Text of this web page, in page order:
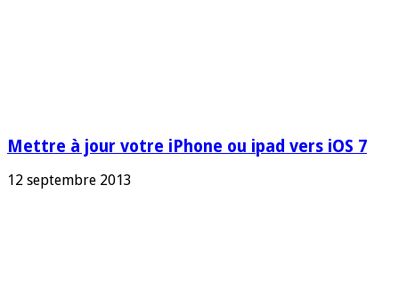
Mettre à jour votre iPhone ou ipad vers iOS 7
12 septembre 2013